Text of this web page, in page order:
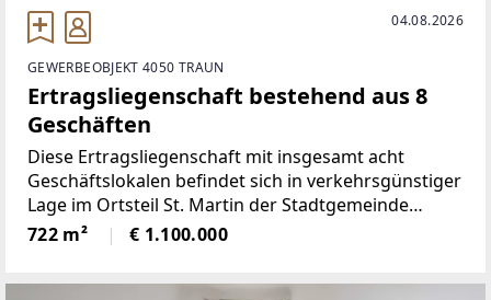
04.08.2026
GEWERBEOBJEKT 4050 TRAUN
Ertragsliegenschaft bestehend aus 8
Geschäften
Diese Ertragsliegenschaft mit insgesamt acht
Geschäftslokalen befindet sich in verkehrsgünstiger
Lage im Ortsteil St. Martin der Stadtgemeinde
Traun. Den Geschäftseinheiten sind teilweise Lager-
und Kellerräume zugeordnet, die zusätzliche
722 m² € 1.100.000